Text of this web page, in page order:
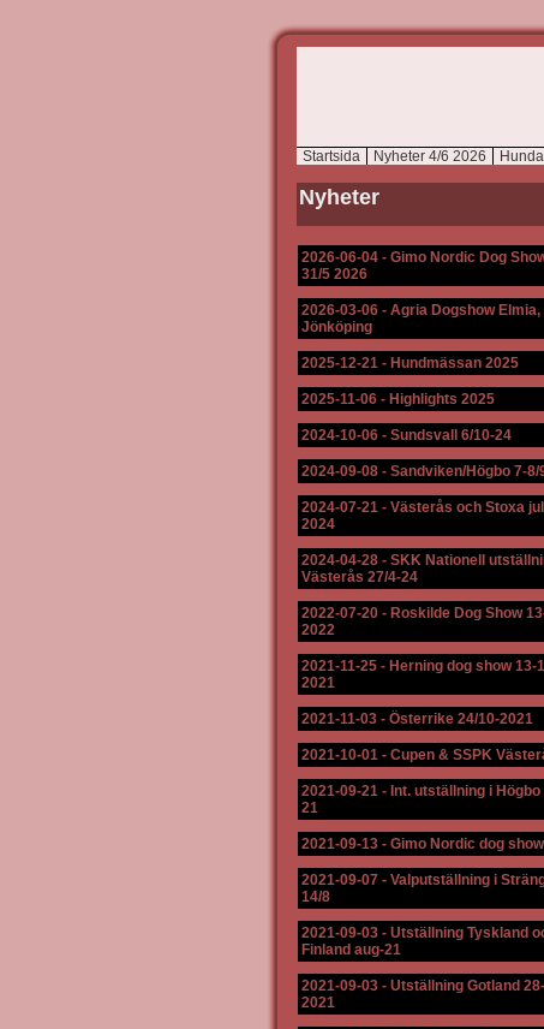
Startsida Nyheter 4/6 2026
Nyheter
2026-06-04 - Gimo Nordic Dog
31/5 2026
2026-03-06 - Agria Dogshow Elmia,
Jönköping
2025-12-21 - Hundmässan 2025
2025-11-06 - Highlights 2025
2024-10-06 - Sundsvall 6/10-24
2024-09-08 - Sandviken/Högbo 7-8/
2024-07-21 - Västerås och Stoxa
2024
2024-04-28 - SKK Nationell
Västerås 27/4-24
2022-07-20 - Roskilde Dog Show
2022
2021-11-25 - Herning dog show 13-
2021
2021-11-03 - Österrike 24/10-2021
2021-10-01 - Cupen & SSPK
2021-09-21 - Int. utställning i Högbo
21
2021-09-13 - Gimo Nordic dog show
2021-09-07 - Valputställning i
14/8
2021-09-03 - Utställning Tyskland
Finland aug-21
2021-09-03 - Utställning Gotland
2021